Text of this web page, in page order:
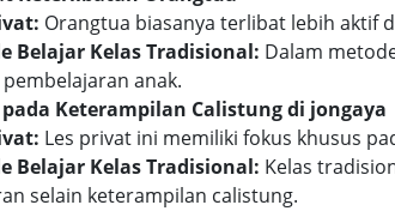
Orangtua biasanya terlibat lebih aktif
Belajar Kelas Tradisional: Dalam
anak.
pada Keterampilan Calistung di jongaya
Les privat ini memiliki fokus khusus
Belajar Kelas Tradisional: Kelas
selain keterampilan calistung.